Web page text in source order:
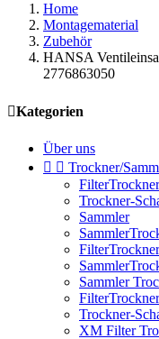
Home
Montagematerial
Zubehör
HANSA
2776863050
Kategorien
Über uns
  Trockner/
Trockner-
Sammler
Sammler
Trockner-
XM Filter